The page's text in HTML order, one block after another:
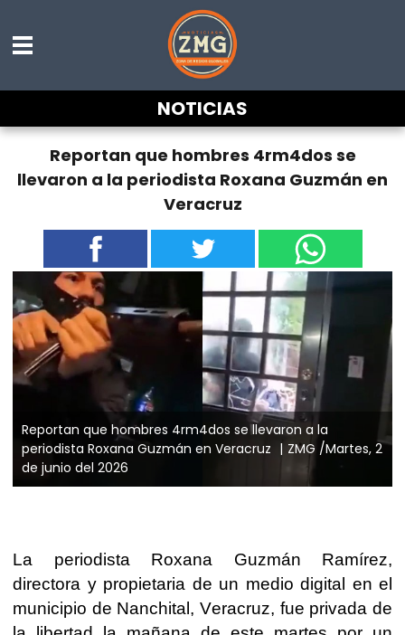
NOTICIAS
Reportan que hombres 4rm4dos se
llevaron a la periodista Roxana Guzmán en
Veracruz
Reportan que hombres 4rm4dos se llevaron a la
periodista Roxana Guzmán en Veracruz
ZMG /Martes, 2
de junio del 2026
La periodista Roxana Guzmán Ramírez,
directora y propietaria de un medio digital en el
municipio de Nanchital, Veracruz, fue privada de